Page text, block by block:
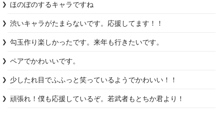
ほのぼのするキャラですね
渋いキャラがたまらないです。応援してます！！
勾玉作り楽しかったです。来年も行きたいです。
少したれ目でふふっと笑っているようでかわいい！！
頑張れ！僕も応援しているぞ。若武者もとちか君より！